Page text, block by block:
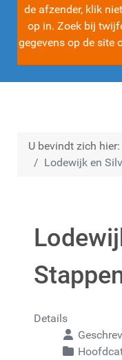
de afzender, klik
op in. Zoek bij
gegevens op de site
U bevindt zich hier:
Lodewijk en
Details